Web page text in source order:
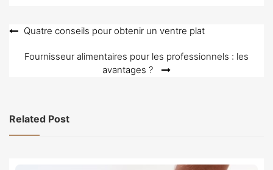
Navigation
Quatre conseils pour obtenir un ventre plat
Fournisseur alimentaires pour les professionnels : les
avantages ?
Related Post